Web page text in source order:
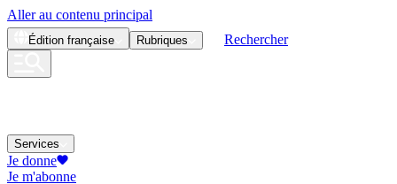
Aller au contenu principal
Édition française Rubriques Rechercher
Services
Je donne
Je m'abonne